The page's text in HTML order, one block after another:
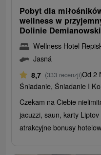
Pobyt dla
wellness w
Dolinie
Wellness Hotel
Jasná
8,7 (333 recenzji)Od 2
Śniadanie, Śniadanie I
Czekam na Ciebie
jacuzzi, saun, karty
atrakcyjne bonusy